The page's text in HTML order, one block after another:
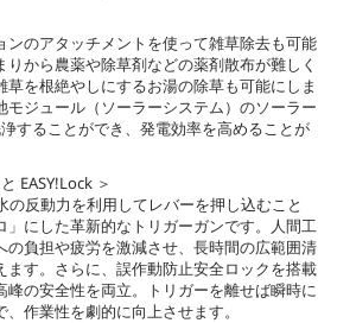
ンのアタッチメントを使って雑草除去も可能
から農薬や除草剤などの薬剤散布が難しく
草を根絶やしにするお湯の除草も可能にしま
モジュール（ソーラーシステム）のソーラー
することができ、発電効率を高めることが
と EASY!Lock ＞
の反動力を利用してレバーを押し込むこと
」にした革新的なトリガーガンです。人間工
の負担や疲労を激減させ、長時間の広範囲清
ます。さらに、誤作動防止安全ロックを搭載
峰の安全性を両立。トリガーを離せば瞬時に
作業性を劇的に向上させます。